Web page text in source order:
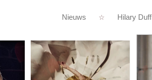
Nieuws Hilary Duff